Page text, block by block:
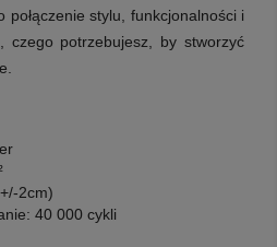
połączenie stylu, funkcjonalności i
czego potrzebujesz, by stworzyć
2cm)
40 000 cykli